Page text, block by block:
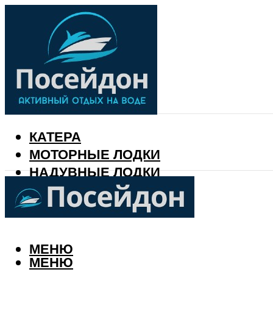
КАТЕРА
МОТОРНЫЕ ЛОДКИ
НАДУВНЫЕ ЛОДКИ
РЫБАЛКА
КАЛЕНДАРЬ РЫБАКА
МЕНЮ
МЕНЮ